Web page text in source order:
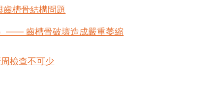
槽骨結構問題
—— 齒槽骨破壞造成嚴重萎縮
檢查不可少